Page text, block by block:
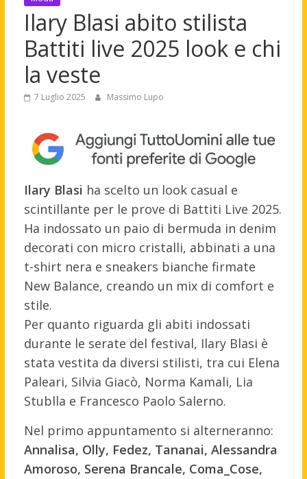
Ilary Blasi abito stilista
Battiti live 2025 look e chi
la veste
7 Luglio 2025 Massimo Lupo
Ilary Blasi ha scelto un look casual e
scintillante per le prove di Battiti Live 2025.
Ha indossato un paio di bermuda in denim
decorati con micro cristalli, abbinati a una
t-shirt nera e sneakers bianche firmate
New Balance, creando un mix di comfort e
stile.
Per quanto riguarda gli abiti indossati
durante le serate del festival, Ilary Blasi è
stata vestita da diversi stilisti, tra cui Elena
Paleari, Silvia Giacò, Norma Kamali, Lia
Stublla e Francesco Paolo Salerno.
Nel primo appuntamento si alterneranno:
Annalisa, Olly, Fedez, Tananai, Alessandra
Amoroso, Serena Brancale, Coma_Cose,